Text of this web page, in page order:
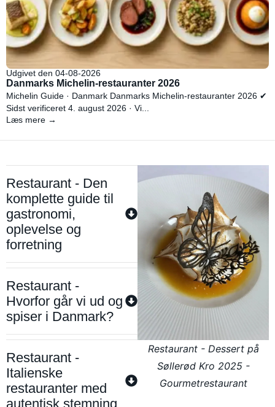
Udgivet den 04-08-2026
Danmarks Michelin-restauranter 2026
Michelin Guide · Danmark Danmarks Michelin-restauranter 2026 ✔
Sidst verificeret 4. august 2026 · Vi...
Læs mere →
Restaurant - Den
komplette guide til
gastronomi,
oplevelse og
forretning
Restaurant -
Hvorfor går vi ud og
spiser i Danmark?
Restaurant -
Italienske
restauranter med
autentisk stemning
Restaurant - Dessert på
Søllerød Kro 2025 -
Gourmetrestaurant